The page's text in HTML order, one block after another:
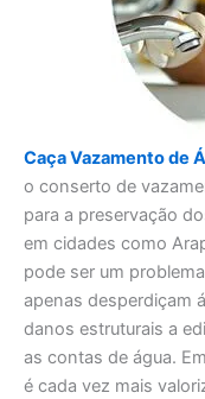
Caça Vazamento de
o conserto de
para a preservação
em cidades como
pode ser um
apenas desperdiçam
danos estruturais a
as contas de água.
é cada vez mais